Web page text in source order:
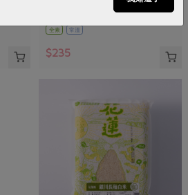
全素 常溫
$235